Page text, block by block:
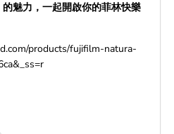
魅力，一起開啟你的菲林快樂
products/fujifilm-natura-